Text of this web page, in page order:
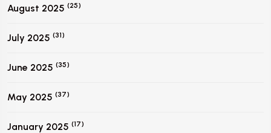
August 2025 (25)
July 2025 (31)
June 2025 (35)
May 2025 (37)
January 2025 (17)